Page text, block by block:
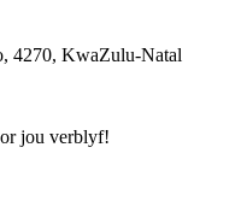
4270, KwaZulu-Natal
jou verblyf!